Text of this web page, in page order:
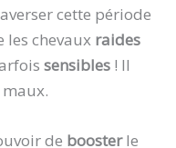
cette période
les chevaux raides
sensibles ! Il
de boosterle